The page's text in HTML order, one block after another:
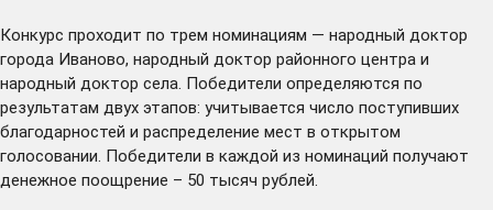
Конкурс проходит по трем номинациям — народный доктор
города Иваново, народный доктор районного центра и
народный доктор села. Победители определяются по
результатам двух этапов: учитывается число поступивших
благодарностей и распределение мест в открытом
голосовании. Победители в каждой из номинаций получают
денежное поощрение – 50 тысяч рублей.